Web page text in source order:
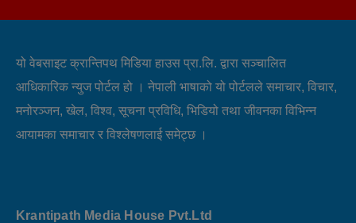
यो वेबसाइट क्रान्तिपथ मिडिया हाउस प्रा.लि. द्वारा सञ्चालित
आधिकारिक न्युज पोर्टल हो । नेपाली भाषाको यो पोर्टलले समाचार, विचार,
मनोरञ्जन, खेल, विश्व, सूचना प्रविधि, भिडियो तथा जीवनका विभिन्न
आयामका समाचार र विश्लेषणलाई समेट्छ ।
Krantipath Media House Pvt.Ltd